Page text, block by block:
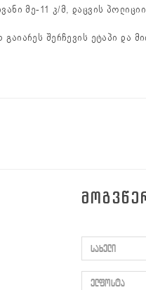
მე-11 კ/მ, დაცვის
შერჩევის ეტაპი
სახელი
ელფოსტა